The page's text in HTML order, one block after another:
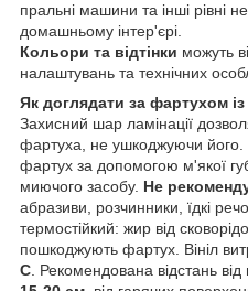
пральні машини та інші рівні
домашньому інтер'єрі.
Кольори та відтінки можуть
налаштувань та технічних
Як доглядати за фартухом із
Захисний шар ламінації
фартуха, не ушкоджуючи його.
фартух за допомогою м'якої
миючого засобу. Не
абразиви, розчинники, їдкі
термостійкий: жир від
пошкоджують фартух. Вініл
С. Рекомендована відстань